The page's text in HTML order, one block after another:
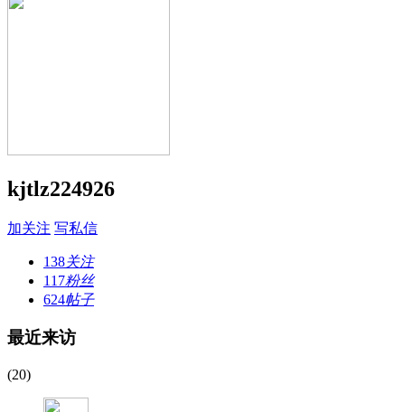
kjtlz224926
加关注 写私信
138关注
117粉丝
624帖子
最近来访
(20)